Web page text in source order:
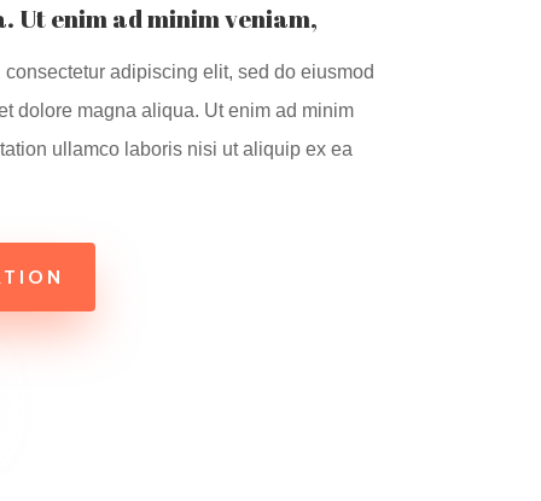
Ut enim ad minim veniam,
adipiscing elit, sed do eiusmod
dolore magna aliqua. Ut enim ad minim
ullamco laboris nisi ut aliquip ex ea